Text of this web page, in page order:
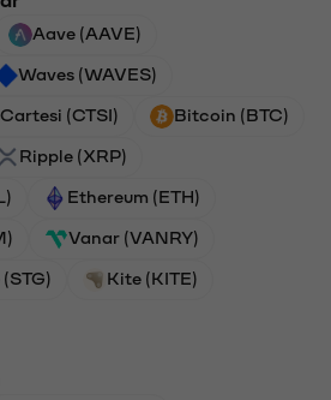
Aave (AAVE)
Waves (WAVES)
Cartesi (CTSI) Bitcoin (BTC)
Ripple (XRP)
Ethereum (ETH)
Vanar (VANRY)
Kite (KITE)